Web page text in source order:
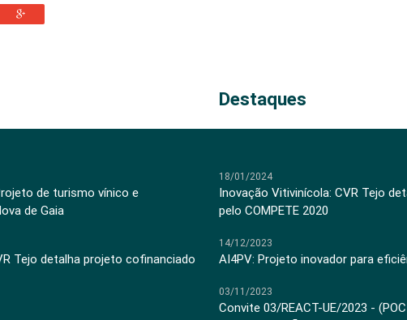
Destaques
de turismo vínico e
de Gaia
Tejo detalha projeto cofinanciado
18/01/2024
Inovação Vitivinícola: CVR Tejo
pelo COMPETE 2020
14/12/2023
AI4PV: Projeto inovador para
03/11/2023
Convite 03/REACT-UE/2023 -